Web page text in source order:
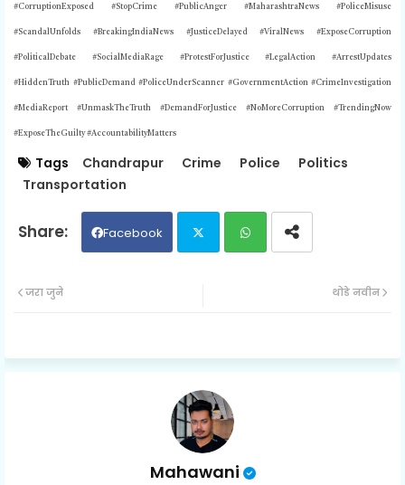
#CorruptionExposed #StopCrime #PublicAnger #MaharashtraNews #PoliceMisuse
#ScandalUnfolds #BreakingIndiaNews #JusticeDelayed #ViralNews #ExposeCorruption
#PoliticalDebate #SocialMediaRage #ProtestForJustice #LegalAction #ArrestUpdates
#HiddenTruth #PublicDemand #PoliceUnderScanner #GovernmentAction #CrimeInvestigation
#MediaReport #UnmaskTheTruth #DemandForJustice #NoMoreCorruption #TrendingNow
#ExposeTheGuilty #AccountabilityMatters
Tags Chandrapur Crime Police
Politics
Transportation
Facebook
ap
थोडे नवीन
जरा जुने
Mahawani